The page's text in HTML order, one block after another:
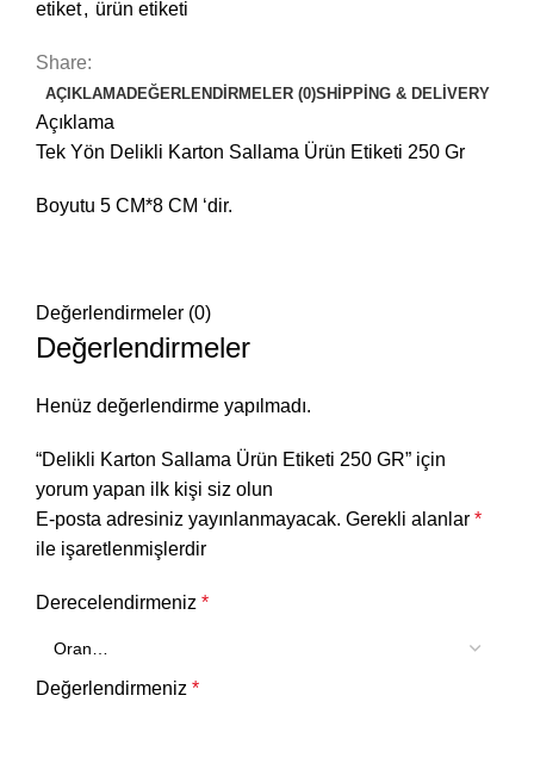
etiket, ürün etiketi
Share:
AÇIKLAMADEĞERLENDIRMELER (0)SHIPPING & DELIVERY
Açıklama
Tek Yön Delikli Karton Sallama Ürün Etiketi 250 Gr
Boyutu 5 CM*8 CM ‘dir.
Değerlendirmeler (0)
Değerlendirmeler
Henüz değerlendirme yapılmadı.
“Delikli Karton Sallama Ürün Etiketi 250 GR” için
yorum yapan ilk kişi siz olun
E-posta adresiniz yayınlanmayacak. Gerekli alanlar *
ile işaretlenmişlerdir
Derecelendirmeniz *
Değerlendirmeniz *